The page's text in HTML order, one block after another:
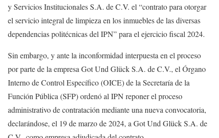
y Servicios Institucionales S.A. de C.V. el “contrato para otorgar
el servicio integral de limpieza en los inmuebles de las diversas
dependencias politécnicas del IPN” para el ejercicio fiscal 2024.
Sin embargo, y ante la inconformidad interpuesta en el proceso
por parte de la empresa Got Und Glück S.A. de C.V., el Órgano
Interno de Control Específico (OICE) de la Secretaría de la
Función Pública (SFP) ordenó al IPN reponer el proceso
administrativo de contratación mediante una nueva convocatoria,
declarándose, el 19 de marzo de 2024, a Got Und Glück S.A. de